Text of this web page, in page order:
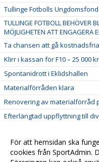
Tullinge Fotbolls
TULLINGE FOTBOLL BEHÖVER
MÖJLIGHETEN ATT ENGAGERA
Ta chansen att gå
Klirr i kassan för F10 – 25 000
Spontanidrott i Eklidshallen
Materialförråden klara
Renovering av materialförråd
Efterlängtad uppflyttning till
Välkommen Ruben som ny
Tullinge Fotboll!
För att hemsidan ska
cookies från SportAdmin.